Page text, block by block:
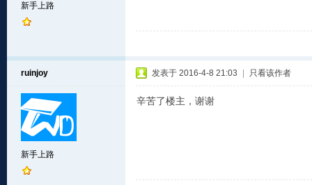
新手上路
ruinjoy
新手上路
发表于 2016-4-8 21:03 只看该作者
辛苦了楼主，谢谢